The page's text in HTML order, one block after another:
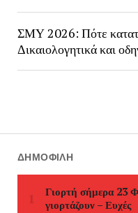
ΣΜΥ 2026: Πότε
Δικαιολογητικά και
ΔΗΜΟΦΙΛΉ